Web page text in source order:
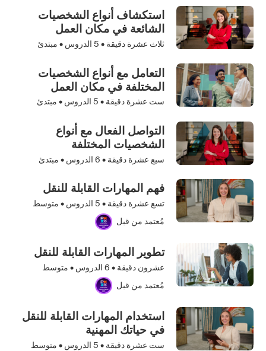
استكشاف أنواع الشخصيات
الشائعة في مكان العمل
ثلاث عشرة دقيقة • 5 الدروس • مبتدئ
التعامل مع أنواع الشخصيات
المختلفة في مكان العمل
ست عشرة دقيقة • 5 الدروس • مبتدئ
التواصل الفعال مع أنواع
الشخصيات المختلفة
سبع عشرة دقيقة • 6 الدروس • مبتدئ
فهم المهارات القابلة للنقل
تسع عشرة دقيقة • 5 الدروس • متوسط
مُعتمد من قبل
تطوير المهارات القابلة للنقل
عشرون دقيقة • 6 الدروس • متوسط
مُعتمد من قبل
استخدام المهارات القابلة للنقل
في حياتك المهنية
ست عشرة دقيقة • 5 الدروس • متوسط